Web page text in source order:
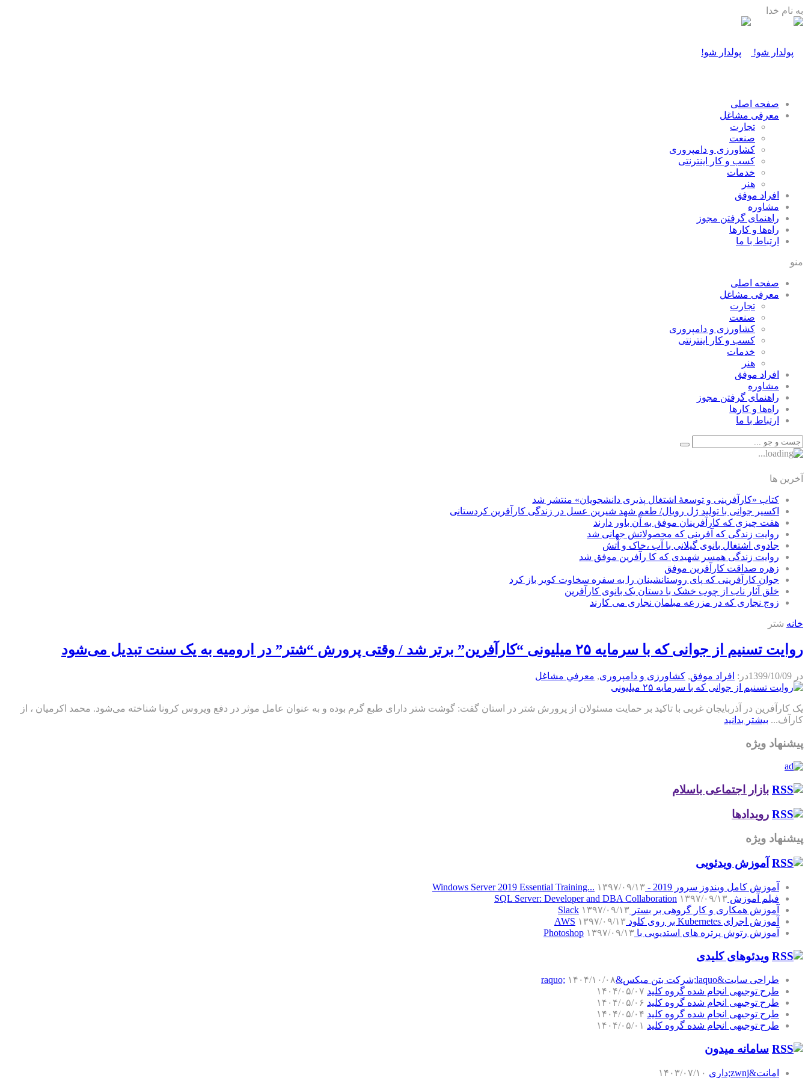
به نام خدا
صفحه اصلی
معرفی مشاغل
تجارت
صنعت
كشاورزی و دامپروری
كسب و كار اينترنتی
خدمات
هنر
افراد موفق
مشاوره
راهنمای گرفتن مجوز
راه‌ها و كارها
ارتباط با ما
منو
صفحه اصلی
معرفی مشاغل
تجارت
صنعت
كشاورزی و دامپروری
كسب و كار اينترنتی
خدمات
هنر
افراد موفق
مشاوره
راهنمای گرفتن مجوز
راه‌ها و كارها
ارتباط با ما
آخرین ها
کتاب «کارآفرینی و توسعۀ اشتغال پذیری دانشجویان» منتشر شد
اکسیر جوانی با تولید ژل رویال/ طعم شهد شیرین عسل‌ در زندگی کارآفرین کردستانی
هفت چیزی که کارآفرینان موفق به آن باور دارند
روایت زندگی که آفرینی که محصولاتش جهانی شد
جادوی اشتغال بانوی گیلانی با آب ،خاک و آتش
روایت زندگی همسر شهیدی که کا رآفرین موفق شد
زهره صداقت کارآفرین موفق
جوان کارآفرینی که پای روستانشینان را به سفره سخاوت کویر باز کرد
خلق آثار ناب از چوب خشک با دستان یک بانوی کارآفرین
زوج نجاری که در مزرعه مبلمان نجاری می کارند
خانه شتر
روایت تسنیم از جوانی که با سرمایه ۲۵ میلیونی “کارآفرین” برتر شد / وقتی پرورش “شتر” در ارومیه به یک سنت تبدیل می‌شود
در 1399/10/09در: افراد موفق, كشاورزی و دامپروری, معرفي مشاغل
یک کارآفرین در آذربایجان ‌غربی با تاکید بر حمایت مسئولان از پرورش شتر در استان گفت: گوشت شتر دارای طبع گرم بوده و به عنوان عامل موثر در دفع ویروس کرونا شناخته می‌شود. محمد اکرمیان ، از
کارآف... بیشتر بدانید
پیشنهاد ویژه
بازار اجتماعی باسلام
رویدادها
پیشنهاد ویژه
آموزش‌ ویدئویی
آموزش کامل ویندوز سرور 2019 - Windows Server 2019 Essential Training...
۱۳۹۷/۰۹/۱۳
فیلم آموزش SQL Server: Developer and DBA Collaboration ۱۳۹۷/۰۹/۱۳
آموزش همکاری و کار گروهی بر بستر Slack ۱۳۹۷/۰۹/۱۳
آموزش اجرای Kubernetes بر روی کلود AWS
۱۳۹۷/۰۹/۱۳
آموزش رتوش پرتره های استدیویی با Photoshop ۱۳۹۷/۰۹/۱۳
ویدئوهای کلیدی
طراحی سایت&laquo;شرکت بتن میکس&raquo;
۱۴۰۴/۱۰/۰۸
طرح توجیهی انجام شده گروه کلید ۱۴۰۴/۰۵/۰۷
طرح توجیهی انجام شده گروه کلید ۱۴۰۴/۰۵/۰۶
طرح توجیهی انجام شده گروه کلید ۱۴۰۴/۰۵/۰۴
طرح توجیهی انجام شده گروه کلید ۱۴۰۴/۰۵/۰۱
سامانه میدون
امانت&zwnj;داری ۱۴۰۳/۰۷/۱۰